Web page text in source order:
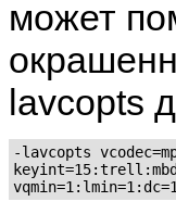
может
lavcopts
-lavcopts